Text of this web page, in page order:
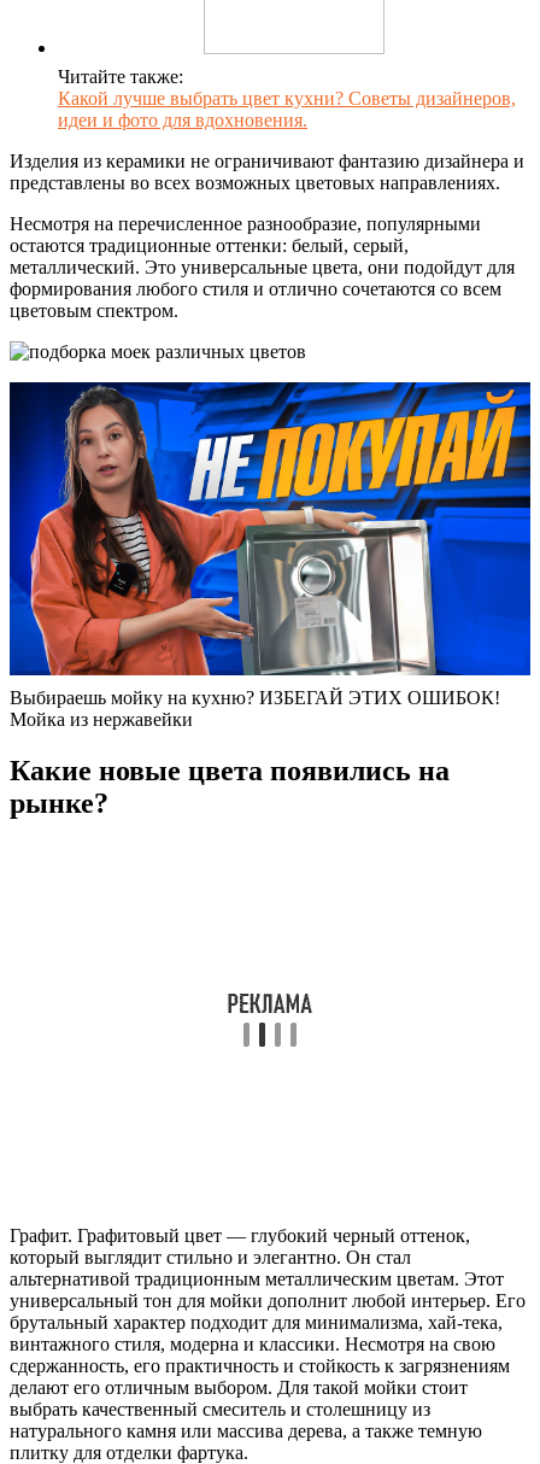
Читайте также:
Какой лучше выбрать цвет кухни? Советы дизайнеров,
идеи и фото для вдохновения.
Изделия из керамики не ограничивают фантазию дизайнера и
представлены во всех возможных цветовых направлениях.
Несмотря на перечисленное разнообразие, популярными
остаются традиционные оттенки: белый, серый,
металлический. Это универсальные цвета, они подойдут для
формирования любого стиля и отлично сочетаются со всем
цветовым спектром.
Выбираешь мойку на кухню? ИЗБЕГАЙ ЭТИХ ОШИБОК!
Мойка из нержавейки
Какие новые цвета появились на
рынке?
Графит. Графитовый цвет — глубокий черный оттенок,
который выглядит стильно и элегантно. Он стал
альтернативой традиционным металлическим цветам. Этот
универсальный тон для мойки дополнит любой интерьер. Его
брутальный характер подходит для минимализма, хай-тека,
винтажного стиля, модерна и классики. Несмотря на свою
сдержанность, его практичность и стойкость к загрязнениям
делают его отличным выбором. Для такой мойки стоит
выбрать качественный смеситель и столешницу из
натурального камня или массива дерева, а также темную
плитку для отделки фартука.